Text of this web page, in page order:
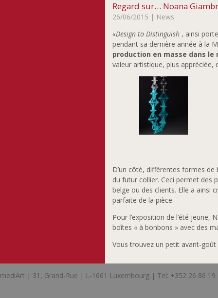
Regard sur… Noana
26/06/2015 | News
«Design to Distinguish , ainsi
pendant sa dernière année à la
production en masse dans
valeur artistique, plus appréciée,
D’un côté, différentes formes
du futur collier. Ceci permet des
belge ou des clients. Elle a ainsi
parfaite de la pièce.
Pour l’exposition de l’été jeune,
boîtes « à bonbons » avec des
Vous trouvez un petit avant-
mediArt | 31, Grand-Rue | L-1661 Luxembourg | Tel: +352 26 86